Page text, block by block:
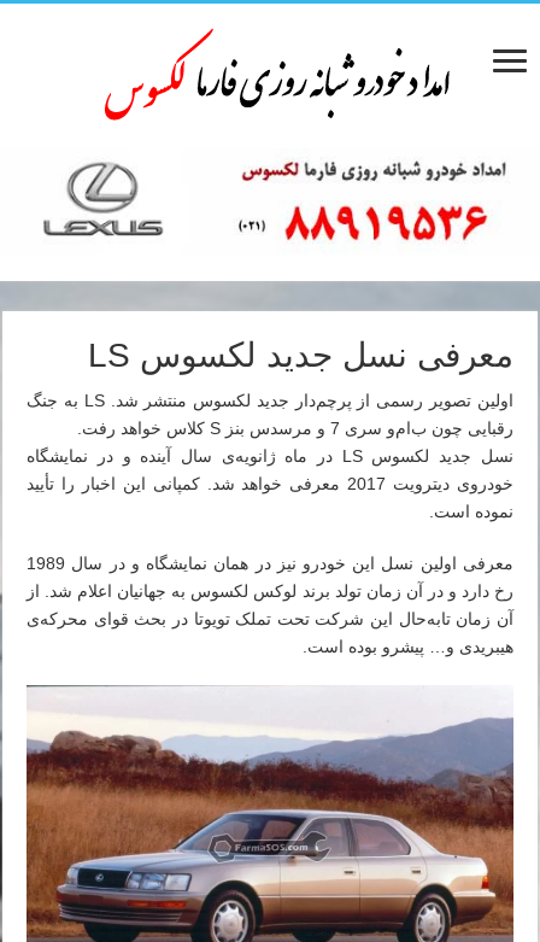
معرفی نسل جدید لکسوس LS
اولین تصویر رسمی از پرچم‌دار جدید لکسوس منتشر شد. LS به جنگ
رقبایی چون ب‌ام‌و سری 7 و مرسدس بنز S کلاس خواهد رفت.
نسل جدید لکسوس LS در ماه ژانویه‌ی سال آینده و در نمایشگاه
خودروی دیترویت 2017 معرفی خواهد شد. کمپانی این اخبار را تأیید
نموده است.
معرفی اولین نسل این خودرو نیز در همان نمایشگاه و در سال 1989
رخ دارد و در آن زمان تولد برند لوکس لکسوس به جهانیان اعلام شد. از
آن زمان تابه‌حال این شرکت تحت تملک تویوتا در بحث قوای محرکه‌ی
هیبریدی و… پیشرو بوده است.